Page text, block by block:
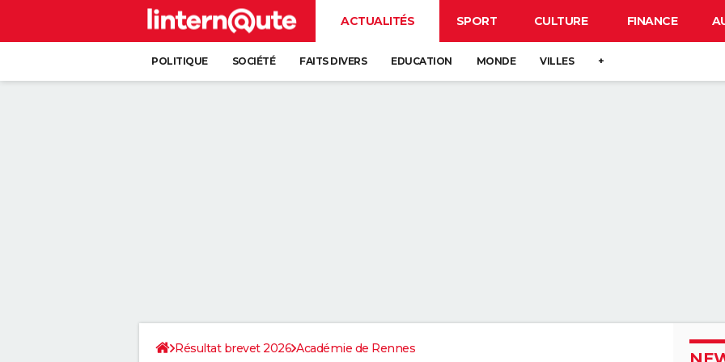
ACTUALITÉS SPORT CULTURE FINANCE
POLITIQUE SOCIÉTÉ FAITS DIVERS EDUCATION MONDE VILLES +
Résultat brevet 2026 Académie de Rennes